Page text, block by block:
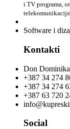
i TV programa,
Software i
Kontakti
Don
+387 34 274
+387 34 274
+387 63 720
Social